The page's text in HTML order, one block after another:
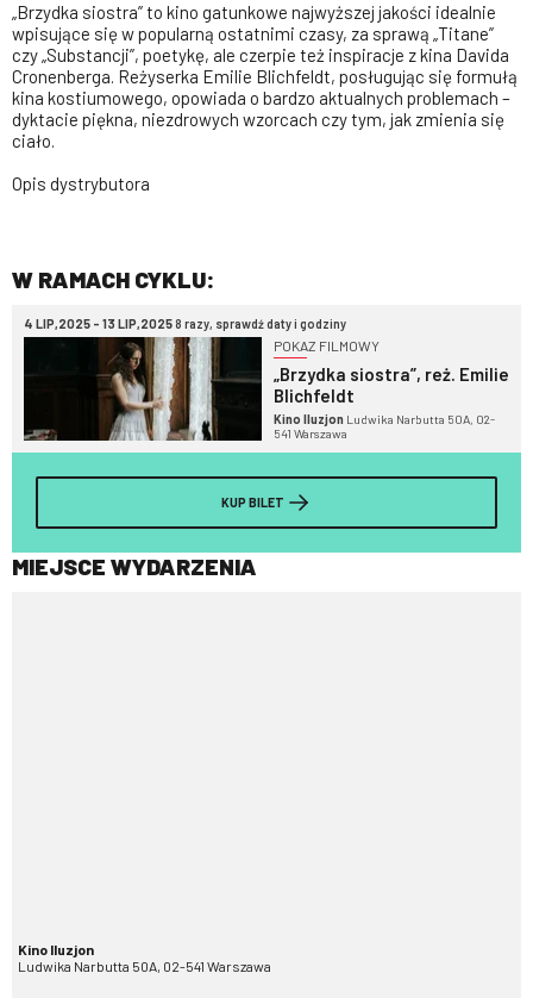
„Brzydka siostra” to kino gatunkowe najwyższej jakości idealnie
wpisujące się w popularną ostatnimi czasy, za sprawą „Titane”
czy „Substancji”, poetykę, ale czerpie też inspiracje z kina Davida
Cronenberga. Reżyserka Emilie Blichfeldt, posługując się formułą
kina kostiumowego, opowiada o bardzo aktualnych problemach –
dyktacie piękna, niezdrowych wzorcach czy tym, jak zmienia się
ciało.
Opis dystrybutora
W RAMACH CYKLU:
4 LIP,2025 - 13 LIP,20258 razy, sprawdź daty i godziny
POKAZ FILMOWY
„Brzydka siostra”, reż. Emilie
Blichfeldt
Kino Iluzjon Ludwika Narbutta 50A, 02-
541 Warszawa
KUP BILET
MIEJSCE WYDARZENIA
Kino Iluzjon
Ludwika Narbutta 50A, 02-541 Warszawa